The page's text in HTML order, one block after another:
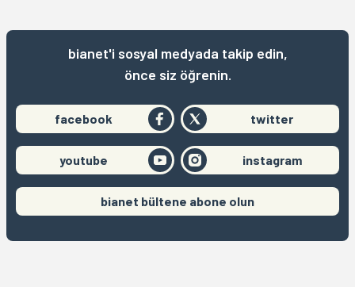
bianet'i sosyal medyada takip edin,
önce siz öğrenin.
facebook twitter
youtube instagram
bianet bültene abone olun